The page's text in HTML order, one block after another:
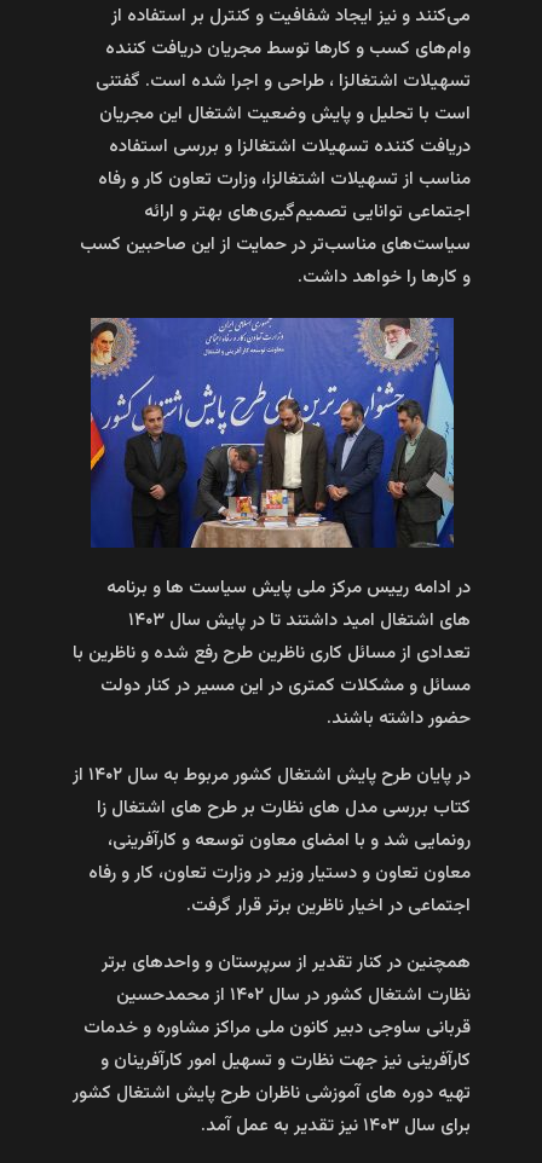
می‌کنند و نیز ایجاد شفافیت و کنترل بر استفاده از
وام‌های کسب و کارها توسط مجریان دریافت کننده
تسهیلات اشتغالزا ، طراحی و اجرا شده است. گفتنی
است با تحلیل و پایش وضعیت اشتغال این مجریان
دریافت کننده تسهیلات اشتغالزا و بررسی استفاده
مناسب از تسهیلات اشتغالزا، وزارت تعاون کار و رفاه
اجتماعی توانایی تصمیم‌گیری‌های بهتر و ارائه
سیاست‌های مناسب‌تر در حمایت از این صاحبین کسب
و کارها را خواهد داشت.
در ادامه رییس مرکز ملی پایش سیاست ها و برنامه
های اشتغال امید داشتند تا در پایش سال ۱۴۰۳
تعدادی از مسائل کاری ناظرین طرح رفع شده و ناظرین با
مسائل و مشکلات کمتری در این مسیر در کنار دولت
حضور داشته باشند.
در پایان طرح پایش اشتغال کشور مربوط به سال ۱۴۰۲ از
کتاب بررسی مدل های نظارت بر طرح های اشتغال زا
رونمایی شد و با امضای معاون توسعه و کارآفرینی،
معاون تعاون و دستیار وزیر در وزارت تعاون، کار و رفاه
اجتماعی در اخیار ناظرین برتر قرار گرفت.
همچنین در کنار تقدیر از سرپرستان و واحدهای برتر
نظارت اشتغال کشور در سال ۱۴۰۲ از محمدحسین
قربانی ساوجی دبیر کانون ملی مراکز مشاوره و خدمات
کارآفرینی نیز جهت نظارت و تسهیل امور کارآفرینان و
تهیه دوره های آموزشی ناظران طرح پایش اشتغال کشور
برای سال ۱۴۰۳ نیز تقدیر به عمل آمد.